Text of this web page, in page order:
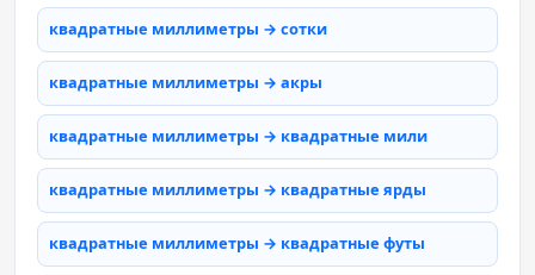
квадратные миллиметры → сотки
квадратные миллиметры → акры
квадратные миллиметры → квадратные мили
квадратные миллиметры → квадратные ярды
квадратные миллиметры → квадратные футы